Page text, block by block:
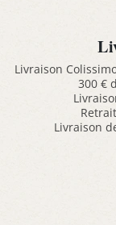
Livraison
300 €
Livraison